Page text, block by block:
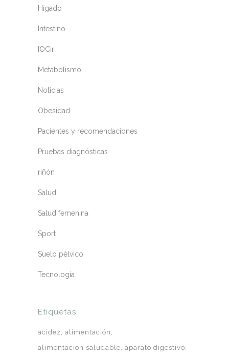
Hígado
Intestino
IOCir
Metabolismo
Noticias
Obesidad
Pacientes y recomendaciones
Pruebas diagnósticas
riñón
Salud
Salud femenina
Sport
Suelo pélvico
Tecnología
Etiquetas
acidez alimentación
alimentación saludable aparato digestivo